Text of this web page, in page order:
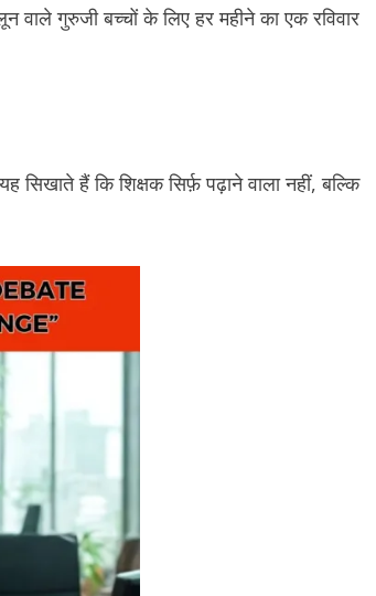
गुरुजी बच्चों के लिए हर महीने का एक रविवार
सिखाते हैं कि शिक्षक सिर्फ़ पढ़ाने वाला नहीं, बल्कि